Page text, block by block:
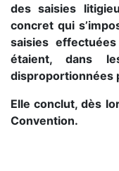
des saisies
concret qui
saisies
étaient, dans
disproportionnées
Elle conclut, dès
Convention.